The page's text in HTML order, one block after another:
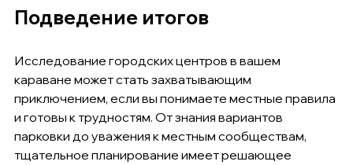
Подведение итогов
Исследование городских центров в вашем
караване может стать захватывающим
приключением, если вы понимаете местные правила
и готовы к трудностям. От знания вариантов
парковки до уважения к местным сообществам,
тщательное планирование имеет решающее